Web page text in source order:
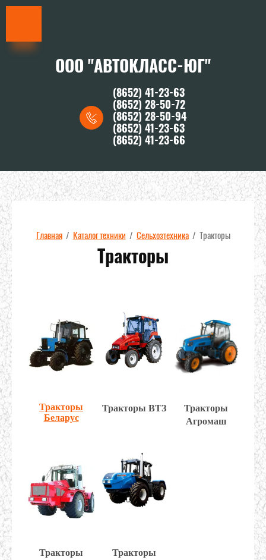
ООО "АВТОКЛАСС-ЮГ"
(8652) 41-23-63
(8652) 28-50-72
(8652) 28-50-94
(8652) 41-23-63
(8652) 41-23-66
Главная / Каталог техники / Сельхозтехника / Тракторы
Тракторы
Тракторы
Беларус
Тракторы ВТЗ
Тракторы
Агромаш
Тракторы
Тракторы